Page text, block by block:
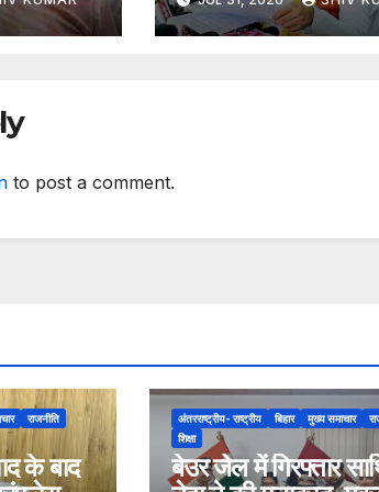
ऐच्छिक
to post a comment.
राजनीति
के बाद
अंतरराष्ट्रीय- राष्ट्रीय बिहार मुख्य समाचार
शिक्षा
बेउर जेल में गिरफ्तार